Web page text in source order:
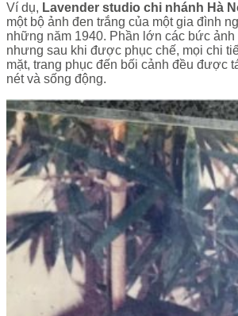
Ví dụ, Lavender studio chi nhánh Hà
một bộ ảnh đen trắng của một gia đình
những năm 1940. Phần lớn các bức ảnh
nhưng sau khi được phục chế, mọi chi
mặt, trang phục đến bối cảnh đều được
nét và sống động.